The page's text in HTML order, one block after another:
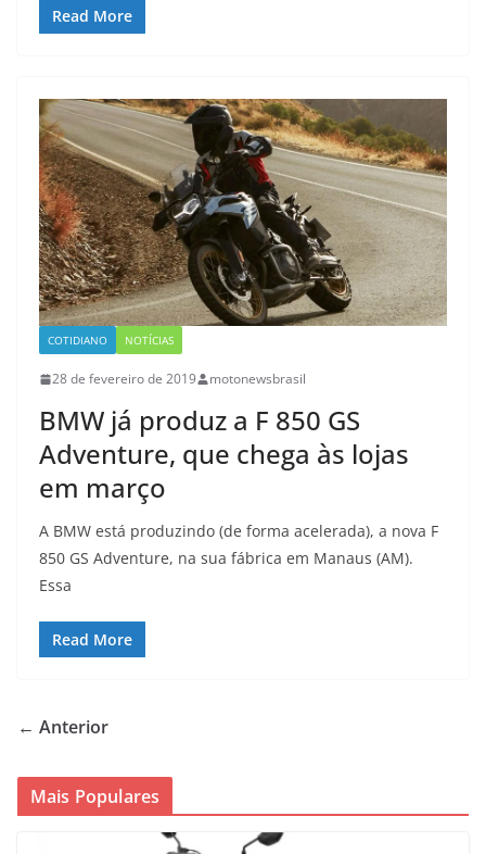
Read More
COTIDIANO NOTÍCIAS
28 de fevereiro de 2019 motonewsbrasil
BMW já produz a F 850 GS
Adventure, que chega às lojas
em março
A BMW está produzindo (de forma acelerada), a nova F
850 GS Adventure, na sua fábrica em Manaus (AM).
Essa
Read More
← Anterior
Mais Populares